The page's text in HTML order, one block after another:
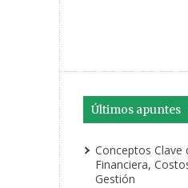
Últimos apuntes
Conceptos Clave
Financiera,
Gestión